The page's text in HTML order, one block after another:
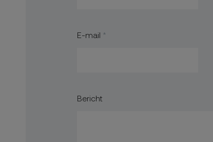
E-mail
Bericht